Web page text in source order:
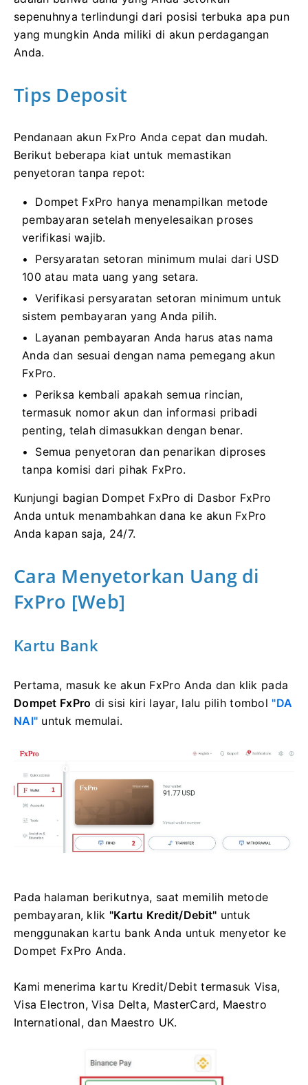
sepenuhnya terlindungi dari posisi terbuka apa pun
yang mungkin Anda miliki di akun perdagangan
Anda.
Tips Deposit
Pendanaan akun FxPro Anda cepat dan mudah. ​​
Berikut beberapa kiat untuk memastikan
penyetoran tanpa repot:
Dompet FxPro hanya menampilkan metode
pembayaran setelah menyelesaikan proses
verifikasi wajib.
Persyaratan setoran minimum mulai dari USD
100 atau mata uang yang setara.
Verifikasi persyaratan setoran minimum untuk
sistem pembayaran yang Anda pilih.
Layanan pembayaran Anda harus atas nama
Anda dan sesuai dengan nama pemegang akun
FxPro.
Periksa kembali apakah semua rincian,
termasuk nomor akun dan informasi pribadi
penting, telah dimasukkan dengan benar.
Semua penyetoran dan penarikan diproses
tanpa komisi dari pihak FxPro.
Kunjungi bagian Dompet FxPro di Dasbor FxPro
Anda untuk menambahkan dana ke akun FxPro
Anda kapan saja, 24/7.
Cara Menyetorkan Uang di
FxPro [Web]
Kartu Bank
Pertama, masuk ke akun FxPro Anda dan klik pada
Dompet FxPro di sisi kiri layar, lalu pilih tombol "DA
NAI" untuk memulai.
Pada halaman berikutnya, saat memilih metode
pembayaran, klik "Kartu Kredit/Debit" untuk
menggunakan kartu bank Anda untuk menyetor ke
Dompet FxPro Anda.
Kami menerima kartu Kredit/Debit termasuk Visa,
Visa Electron, Visa Delta, MasterCard, Maestro
International, dan Maestro UK.